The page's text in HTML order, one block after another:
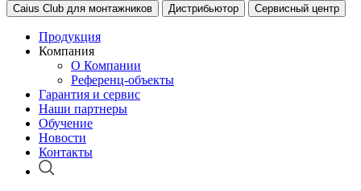
Caius Club для монтажников Дистрибьютор Сервисный центр
Продукция
Компания
О Компании
Референц-объекты
Гарантия и сервис
Наши партнеры
Обучение
Новости
Контакты